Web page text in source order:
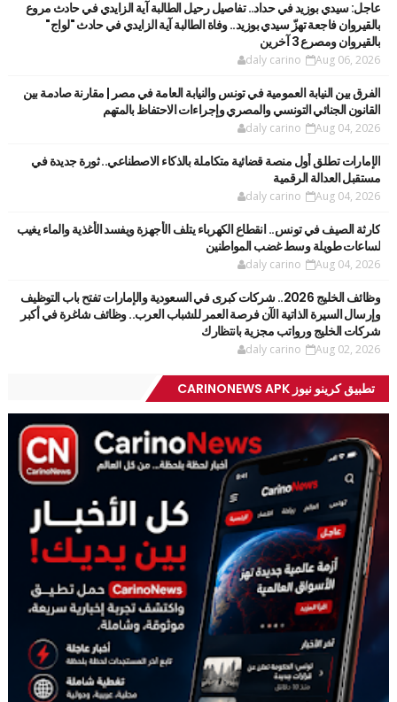
عاجل: سيدي بوزيد في حداد.. تفاصيل رحيل الطالبة آية الزايدي في حادث مروع
بالقيروان فاجعة تهزّ سيدي بوزيد.. وفاة الطالبة آية الزايدي في حادث "لواج"
بالقيروان ومصرع 3 آخرين
daly carino Aug 06, 2026
الفرق بين النيابة العمومية في تونس والنيابة العامة في مصر | مقارنة صادمة بين
القانون الجنائي التونسي والمصري وإجراءات الاحتفاظ بالمتهم
daly carino Aug 04, 2026
الإمارات تطلق أول منصة قضائية متكاملة بالذكاء الاصطناعي.. ثورة جديدة في
مستقبل العدالة الرقمية
daly carino Aug 04, 2026
كارثة الصيف في تونس.. انقطاع الكهرباء يتلف الأجهزة ويفسد الأغذية والماء يغيب
لساعات طويلة وسط غضب المواطنين
daly carino Aug 04, 2026
وظائف الخليج 2026.. شركات كبرى في السعودية والإمارات تفتح باب التوظيف
وإرسال السيرة الذاتية الآن فرصة العمر للشباب العرب.. وظائف شاغرة في أكبر
شركات الخليج ورواتب مجزية بانتظارك
daly carino Aug 02, 2026
تطبيق كرينو نيوز CARINONEWS APK